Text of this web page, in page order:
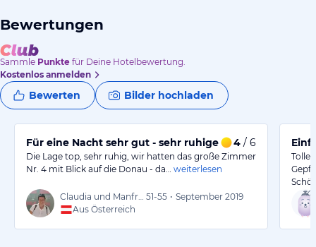
Bewertungen
Sammle Punkte für Deine Hotelbewertung.
Kostenlos anmelden
Bewerten Bilder hochladen
Für eine Nacht sehr gut - sehr ruhige Lage
4 / 6
Die Lage top, sehr ruhig, wir hatten das große Zimmer
Nr. 4 mit Blick auf die Donau - da…
weiterlesen
51-55 • September 2019
Aus Österreich
Tolle